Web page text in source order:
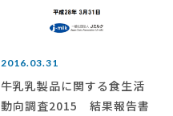
2016.03.31
牛乳乳製品に関する食生活
動向調査2015 結果報告書